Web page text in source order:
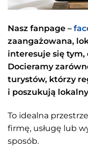
Nasz fanpage –
zaangażowana,
interesuje się tym,
Docieramy
turystów, którzy
i poszukują
To idealna
firmę, usługę lub
sposób.